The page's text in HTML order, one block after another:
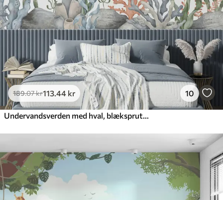
Premium vinyl
516 .67 310.00kr/m²
Peel and Stick
666.67400 .00 kr /m²
189.07kr113 .44 kr 10